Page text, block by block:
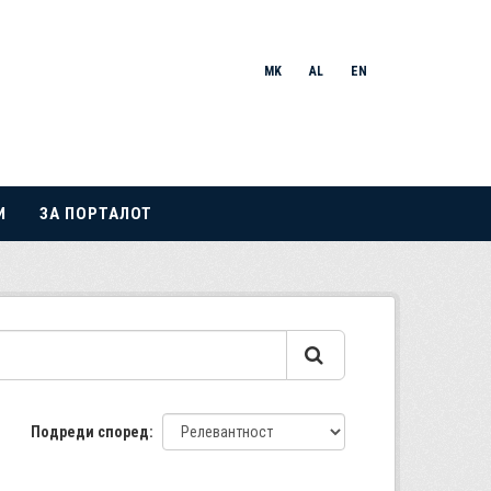
MK AL EN
ЗА ПОРТАЛОТ
Подреди според